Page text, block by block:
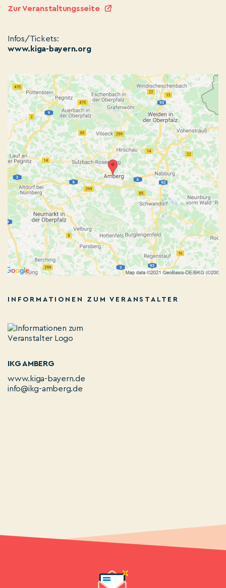
Zur Veranstaltungsseite
Infos/Tickets:
www.kiga-bayern.org
INFORMATIONEN ZUM VERANSTALTER
IKG AMBERG
www.kiga-bayern.de
info@ikg-amberg.de